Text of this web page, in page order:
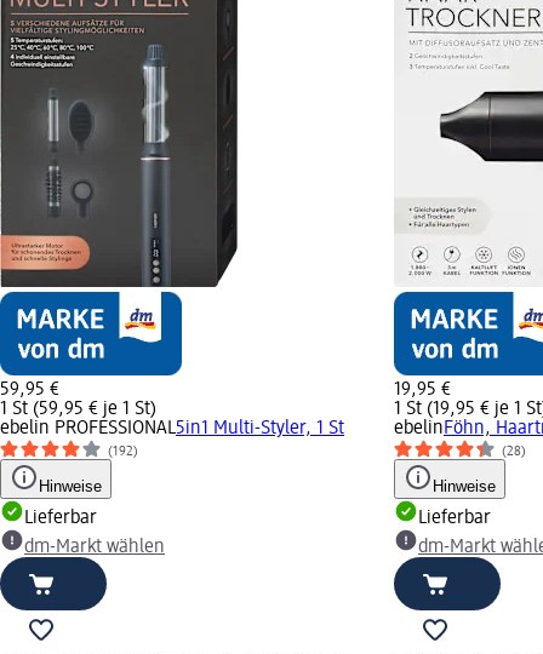
59,95 €
1 St (59,95 € je 1 St)
ebelin PROFESSIONAL5in1 Multi-Styler, 1 St
(192)
Hinweise
Lieferbar
dm-Markt wählen
19,95 €
1 St (19,95 € je 1
ebelinFöhn,
(28)
Hinweise
Lieferbar
dm-Markt